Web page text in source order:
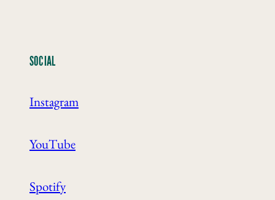
SOCIAL
Instagram
YouTube
Spotify